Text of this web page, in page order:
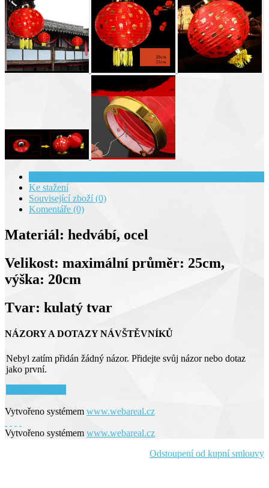
Ke stažení
Související zboží (0)
Komentáře (0)
Materiál: hedvábí, ocel
Velikost: maximální průměr: 25cm,
výška: 20cm
Tvar: kulatý tvar
NÁZORY A DOTAZY NÁVŠTĚVNÍKŮ
Nebyl zatím přidán žádný názor. Přidejte svůj názor nebo dotaz
jako první.
Vytvořeno systémem www.webareal.cz
Vytvořeno systémem www.webareal.cz
Odstoupení od kupní smlouvy